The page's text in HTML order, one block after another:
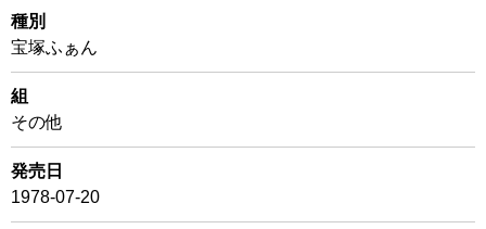
種別
宝塚ふぁん
組
その他
発売日
1978-07-20